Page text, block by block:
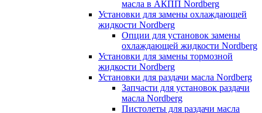
масла в АКПП Nordberg
Установки для замены охлаждающей
жидкости Nordberg
Опции для установок замены
охлаждающей жидкости Nordberg
Установки для замены тормозной
жидкости Nordberg
Установки для раздачи масла Nordberg
Запчасти для установок раздачи
масла Nordberg
Пистолеты для раздачи масла